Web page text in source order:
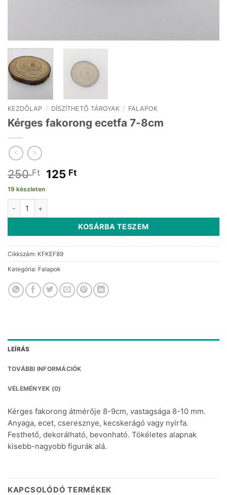
KEZDŐLAP / DÍSZÍTHETŐ TÁRGYAK / FALAPOK
Kérges fakorong ecetfa 7-8cm
250Ft
Original
was:
125 FtCurrent
19 készleten
KOSÁRBA TESZEM
Cikkszám: KFKEF89
Kategória: Falapok
LEÍRÁS
TOVÁBBI INFORMÁCIÓK
VÉLEMÉNYEK (0)
Kérges fakorong átmérője 8-9cm, vastagsága 8-10 mm.
Anyaga, ecet, cseresznye, kecskerágó vagy nyírfa.
Festhető, dekorálható, bevonható. Tökéletes alapnak
kisebb-nagyobb figurák alá.
KAPCSOLÓDÓ TERMÉKEK